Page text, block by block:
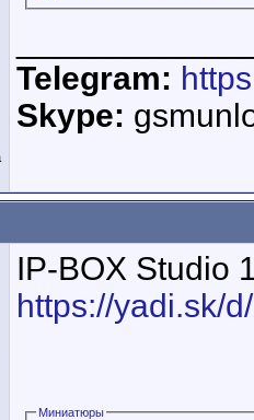
Telegram:
Skype:
IP-BOX Studio
https://yadi.sk/
Миниатюры